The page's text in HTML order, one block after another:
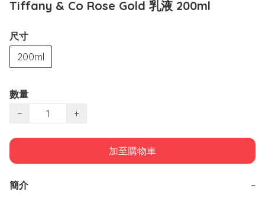
Tiffany & Co Rose Gold 乳液 200ml
尺寸
200ml
數量
−
+
加至購物車
簡介 −